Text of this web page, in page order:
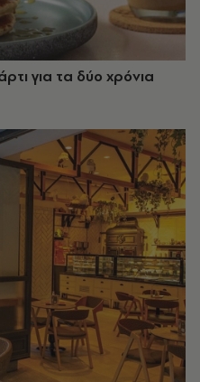
για τα δύο χρόνια